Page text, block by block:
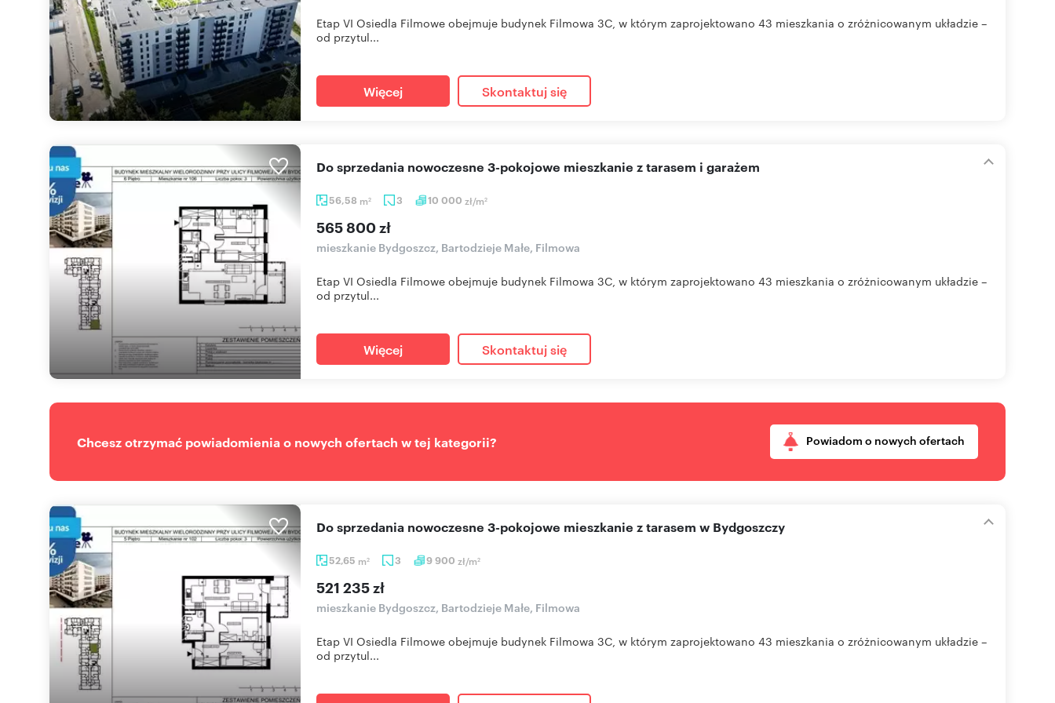
Etap VI Osiedla Filmowe obejmuje budynek Filmowa 3C, w którym zaprojektowano 43 mieszkania o zróżnicowanym układzie –
od przytul...
Więcej Skontaktuj się
56,58 m2 3 10 000 zł/m2
Do sprzedania nowoczesne 3-pokojowe mieszkanie z tarasem i garażem
565 800 zł
mieszkanie Bydgoszcz, Bartodzieje Małe, Filmowa
Etap VI Osiedla Filmowe obejmuje budynek Filmowa 3C, w którym zaprojektowano 43 mieszkania o zróżnicowanym układzie –
od przytul...
Więcej Skontaktuj się
Chcesz otrzymać powiadomienia o nowych ofertach w tej kategorii? Powiadom o nowych ofertach
52,65 m2 3 9 900 zł/m2
Do sprzedania nowoczesne 3-pokojowe mieszkanie z tarasem w Bydgoszczy
521 235 zł
mieszkanie Bydgoszcz, Bartodzieje Małe, Filmowa
Etap VI Osiedla Filmowe obejmuje budynek Filmowa 3C, w którym zaprojektowano 43 mieszkania o zróżnicowanym układzie –
od przytul...